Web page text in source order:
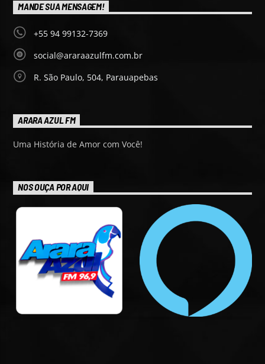
MANDE SUA MENSAGEM!
+55 94 99132-7369
social@araraazulfm.com.br
R. São Paulo, 504, Parauapebas
ARARA AZUL FM
Uma História de Amor com Você!
NOS OUÇA POR AQUI